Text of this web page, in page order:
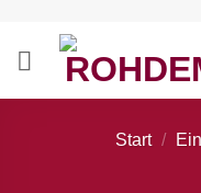
springen
Start /